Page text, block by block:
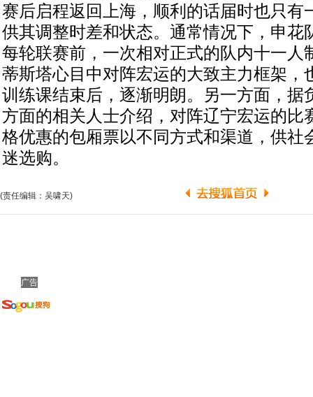
赛后启程返回上海，顺利的话届时也只有
供其调整时差和状态。通常情况下，申花
每轮联赛前，一次相对正式的队内十一人
蒂斯塔心目中对阵宏运的大致主力框架，
训练课结束后，逐渐明朗。另一方面，据
方面的相关人士介绍，对阵辽宁宏运的比
格优惠的包厢票以不同方式和渠道，供社
迷选购。
(责任编辑：吴啸天)
广告